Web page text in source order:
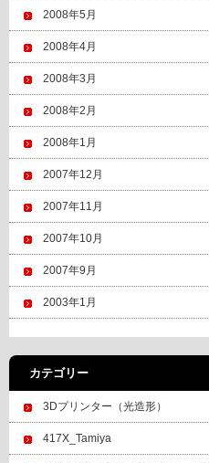
2008年5月
2008年4月
2008年3月
2008年2月
2008年1月
2007年12月
2007年11月
2007年10月
2007年9月
2003年1月
カテゴリー
3Dプリンター（光造形）
417X_Tamiya